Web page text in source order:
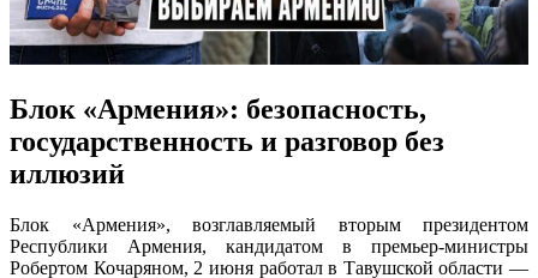
Блок «Армения»: безопасность,
государственность и разговор без
иллюзий
Блок «Армения», возглавляемый вторым президентом
Республики Армения, кандидатом в премьер-министры
Робертом Кочаряном, 2 июня работал в Тавушской области —